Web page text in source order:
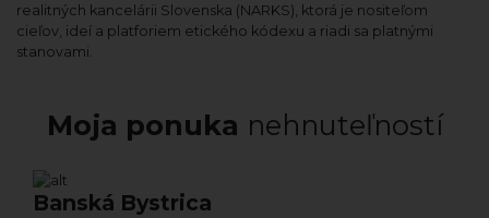
realitných kancelárii Slovenska (NARKS), ktorá je nositeľom
cieľov, ideí a platforiem etického kódexu a riadi sa platnými
stanovami.
Moja ponuka nehnuteľností
Banská Bystrica